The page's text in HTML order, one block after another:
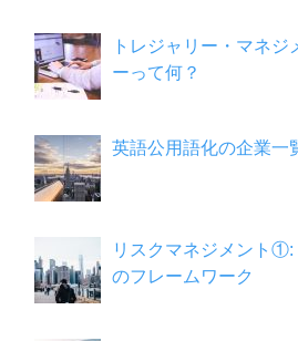
トレジャリー・マネ
ーって何？
英語公用語化の企業一
リスクマネジメント①:
のフレームワーク